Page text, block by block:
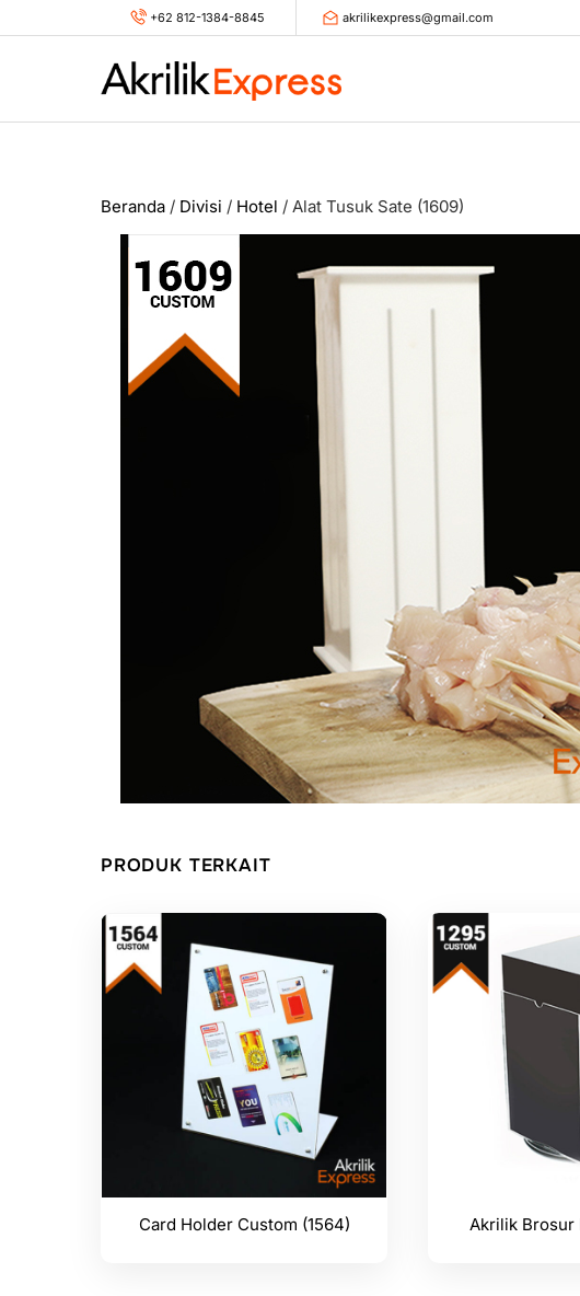
to
+62 812-1384-8845 akrilikexpress@gmail.com
Beranda / Divisi / Hotel / Alat Tusuk Sate (1609)
PRODUK TERKAIT
Card Holder Custom (1564) Akrilik Brosur